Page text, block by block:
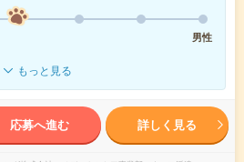
男性
もっと見る
応募へ進む 詳しく見る